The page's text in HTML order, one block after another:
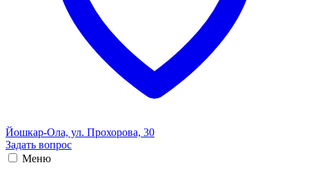
Йошкар-Ола, ул. Прохорова, 30
Задать вопрос
Меню